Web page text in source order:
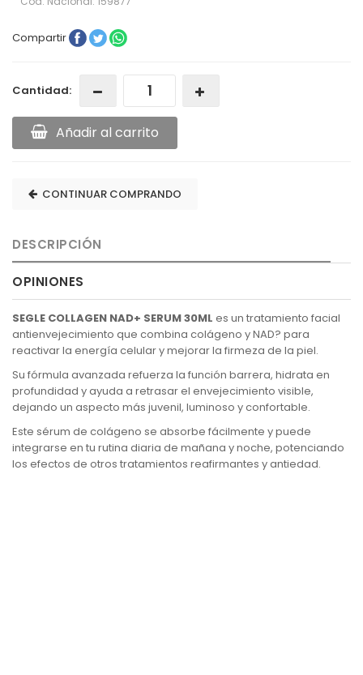
Compartir
Cantidad:
Añadir al carrito
CONTINUAR COMPRANDO
DESCRIPCIÓN
OPINIONES
SEGLE COLLAGEN NAD+ SERUM 30ML es un tratamiento facial
antienvejecimiento que combina colágeno y NAD? para
reactivar la energía celular y mejorar la firmeza de la piel.
Su fórmula avanzada refuerza la función barrera, hidrata en
profundidad y ayuda a retrasar el envejecimiento visible,
dejando un aspecto más juvenil, luminoso y confortable.
Este sérum de colágeno se absorbe fácilmente y puede
integrarse en tu rutina diaria de mañana y noche, potenciando
los efectos de otros tratamientos reafirmantes y antiedad.